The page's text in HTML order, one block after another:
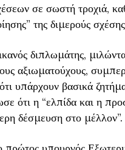
σε σωστή τροχιά,
της διμερούς
διπλωμάτης,
αξιωματούχους,
υπάρχουν βασικά
ότι η “ελπίδα και η
δέσμευση στο μέλλον”.